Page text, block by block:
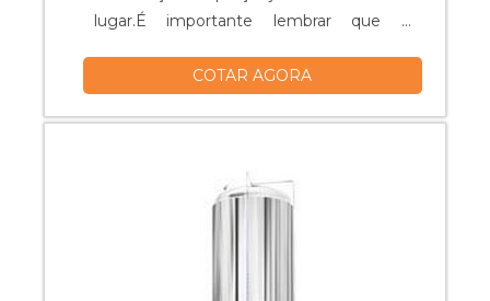
lugar.É importante lembrar que o
empresas especializadas. Esse tipo de
durabilidade dos materiais, além de evitar
de peças defeituosas. Assim, é possível ...
COTAR AGORA